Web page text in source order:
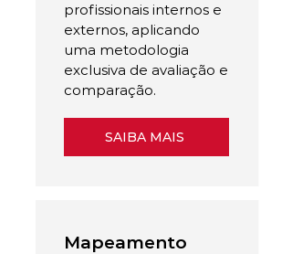
profissionais internos e
externos, aplicando
uma metodologia
exclusiva de avaliação e
comparação.
SAIBA MAIS
Mapeamento